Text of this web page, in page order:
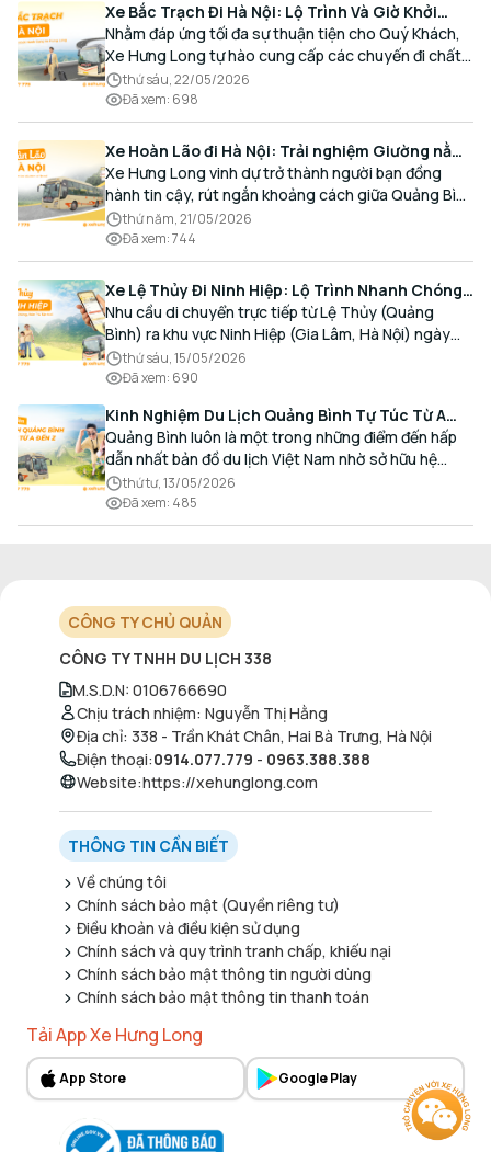
Xe Bắc Trạch Đi Hà Nội: Lộ Trình Và Giờ Khởi
Hành Cùng Xe Hưng Long
Nhằm đáp ứng tối đa sự thuận tiện cho Quý Khách,
Xe Hưng Long tự hào cung cấp các chuyến đi chất
lượng cao, an toàn với lịch trình linh hoạt mỗi ngày.
thứ sáu, 22/05/2026
Đã xem: 698
Xe Hoàn Lão đi Hà Nội: Trải nghiệm Giường nằm
Cao cấp, Đón trả Tận nơi
Xe Hưng Long vinh dự trở thành người bạn đồng
hành tin cậy, rút ngắn khoảng cách giữa Quảng Bình
và Thủ đô bằng chất lượng dịch vụ chuẩn mực.
thứ năm, 21/05/2026
Đã xem:744
Xe Lệ Thủy Đi Ninh Hiệp: Lộ Trình Nhanh Chóng,
Đón Trả Tận Nơi
Nhu cầu di chuyển trực tiếp từ Lệ Thủy (Quảng
Bình) ra khu vực Ninh Hiệp (Gia Lâm, Hà Nội) ngày
càng gia tăng, đặc biệt đối với các hành khách có
nhu cầu giao thương, kinh doanh và mua sắm.
thứ sáu, 15/05/2026
Đã xem: 690
Kinh Nghiệm Du Lịch Quảng Bình Tự Túc Từ A
Đến Z Chi Tiết Nhất
Quảng Bình luôn là một trong những điểm đến hấp
dẫn nhất bản đồ du lịch Việt Nam nhờ sở hữu hệ
thống hang động kỳ vĩ, những bãi biển hoang sơ và
nét ẩm thực đậm đà bản sắc.
thứ tư, 13/05/2026
Đã xem: 485
CÔNG TY CHỦ QUẢN
CÔNG TY TNHH DU LỊCH 338
M.S.D.N: 0106766690
Chịu trách nhiệm: Nguyễn Thị Hằng
Địa chỉ: 338 - Trần Khát Chân, Hai Bà Trưng, Hà Nội
Điện thoại:0914.077.779 - 0963.388.388
Website:https://xehunglong.com
THÔNG TIN CẦN BIẾT
Về chúng tôi
Chính sách bảo mật (Quyền riêng tư)
Điều khoản và điều kiện sử dụng
Chính sách và quy trình tranh chấp, khiếu nại
Chính sách bảo mật thông tin người dùng
Chính sách bảo mật thông tin thanh toán
Tải App Xe Hưng Long
App Store Google Play